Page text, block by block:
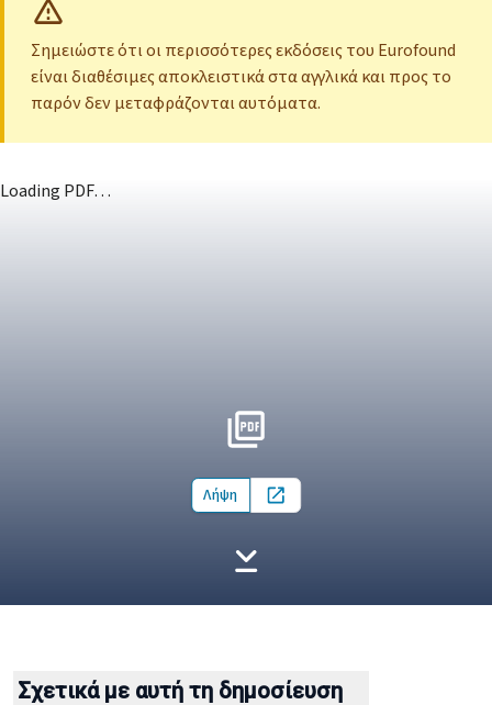
Σημειώστε ότι οι περισσότερες εκδόσεις του Eurofound
είναι διαθέσιμες αποκλειστικά στα αγγλικά και προς το
παρόν δεν μεταφράζονται αυτόματα.
Loading PDF…
Λήψη Open in new tab
Σχετικά με αυτή τη δημοσίευση